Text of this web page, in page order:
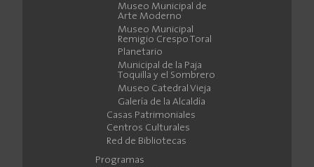
Museo Municipal de
Arte Moderno
Museo Municipal
Remigio Crespo Toral
Planetario
Municipal de la Paja
Toquilla y el Sombrero
Museo Catedral Vieja
Galería de la Alcaldía
Casas Patrimoniales
Centros Culturales
Red de Bibliotecas
Programas